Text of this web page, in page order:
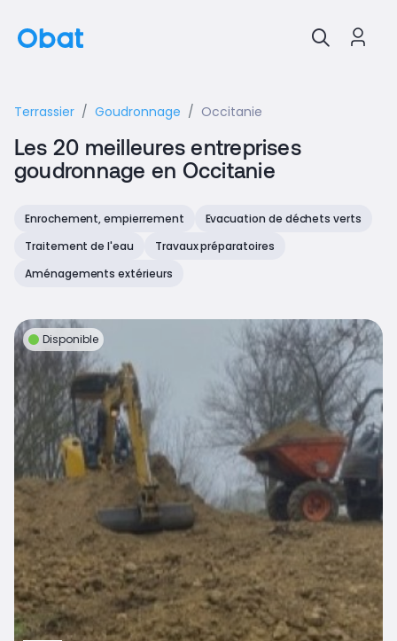
Terrassier Goudronnage Occitanie
Les 20 meilleures entreprises
goudronnage en Occitanie
Enrochement, empierrement
Evacuation de déchets verts
Traitement de l'eau
Travaux préparatoires
Aménagements extérieurs
Disponible